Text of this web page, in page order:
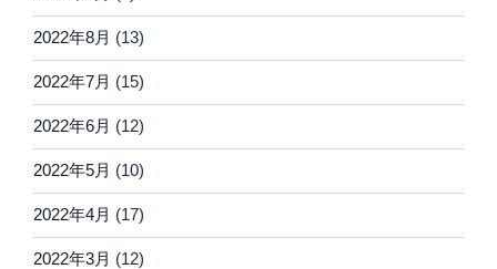
2022年8月 (13)
2022年7月 (15)
2022年6月 (12)
2022年5月 (10)
2022年4月 (17)
2022年3月 (12)